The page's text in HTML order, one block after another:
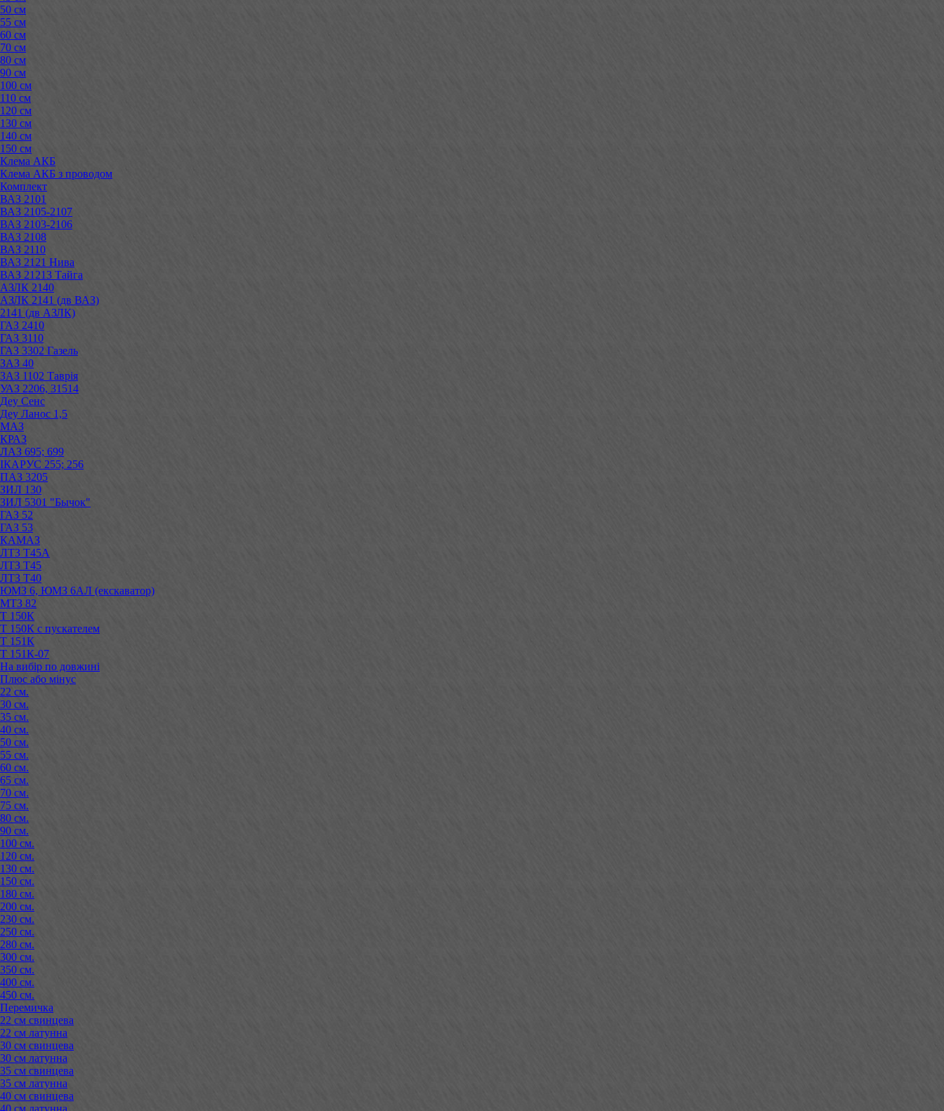
50 см
55 см
60 см
70 см
80 см
90 см
100 см
110 см
120 см
130 см
140 см
150 см
Клема АКБ
Клема АКБ з проводом
Комплект
ВАЗ 2101
ВАЗ 2105-2107
ВАЗ 2103-2106
ВАЗ 2108
ВАЗ 2110
ВАЗ 2121 Нива
ВАЗ 21213 Тайга
АЗЛК 2140
АЗЛК 2141 (дв ВАЗ)
2141 (дв АЗЛК)
ГАЗ 2410
ГАЗ 3110
ГАЗ 3302 Газель
ЗАЗ 40
ЗАЗ 1102 Таврія
УАЗ 2206, 31514
Деу Сенс
Деу Ланос 1,5
МАЗ
КРАЗ
ЛАЗ 695; 699
ІКАРУС 255; 256
ПАЗ 3205
ЗИЛ 130
ЗИЛ 5301 "Бычок"
ГАЗ 52
ГАЗ 53
КАМАЗ
ЛТЗ Т45А
ЛТЗ Т45
ЛТЗ Т40
ЮМЗ 6, ЮМЗ 6АЛ (екскаватор)
МТЗ 82
Т 150К
Т 150К с пускателем
Т 151К
Т 151К-07
На вибір по довжині
Плюс або мінус
22 см.
30 см.
35 см.
40 см.
50 см.
55 см.
60 см.
65 см.
70 см.
75 см.
80 см.
90 см.
100 см.
120 см.
130 см.
150 см.
180 см.
200 см.
230 см.
250 см.
280 см.
300 см.
350 см.
400 см.
450 см.
Перемичка
22 см свинцева
22 см латунна
30 см свинцева
30 см латунна
35 см свинцева
35 см латунна
40 см свинцева